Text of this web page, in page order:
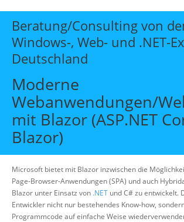
Start
Themen
Beratung
Offene Seminare
Wissen
Beratung/Consulting von
Windows-, Web- und .NET-
Deutschland
Moderne
Webanwendungen/
mit Blazor (ASP.NET
Blazor)
Microsoft bietet mit Blazor inzwischen die
Page-Browser-Anwendungen (SPA) und auch
Blazor unter Einsatz von .NET und C# zu entwickelt.
Entwickler nicht nur bestehendes Know-how,
Programmcode auf einfache Weise